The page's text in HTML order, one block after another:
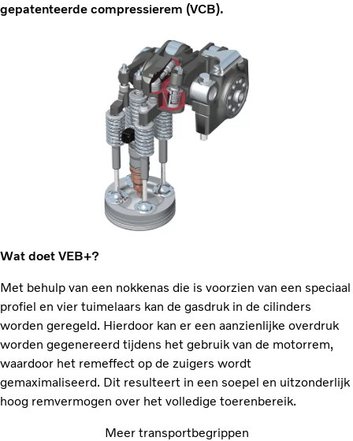
Services
gepatenteerde compressierem (VCB).
Wat doet VEB+?
Met behulp van een nokkenas die is voorzien van een speciaal
profiel en vier tuimelaars kan de gasdruk in de cilinders
worden geregeld. Hierdoor kan er een aanzienlijke overdruk
worden gegenereerd tijdens het gebruik van de motorrem,
waardoor het remeffect op de zuigers wordt
gemaximaliseerd. Dit resulteert in een soepel en uitzonderlijk
hoog remvermogen over het volledige toerenbereik.
Meer transportbegrippen